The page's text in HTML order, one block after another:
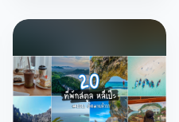
คืนสวยเป๊ะต้องมา